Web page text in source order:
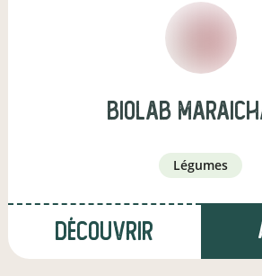
biolab
légumes
Découvrir